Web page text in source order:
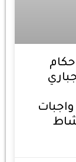
بسن أحكام